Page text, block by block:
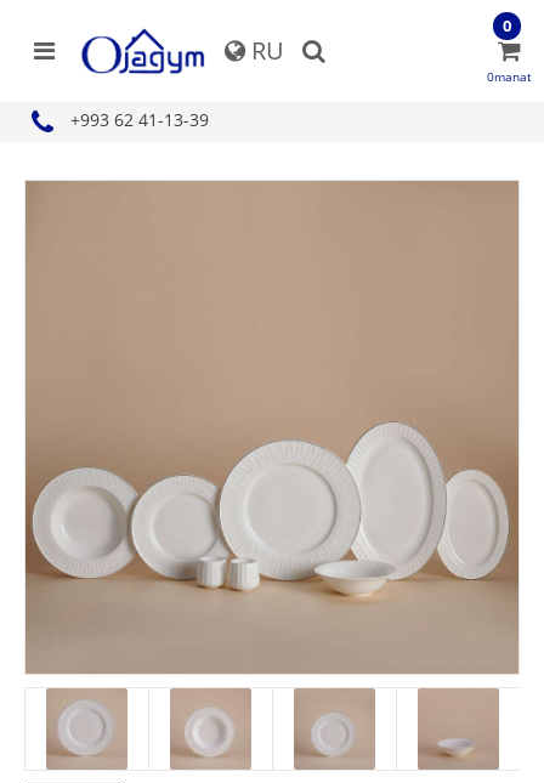
RU
+993 62 41-13-39
0
0manat